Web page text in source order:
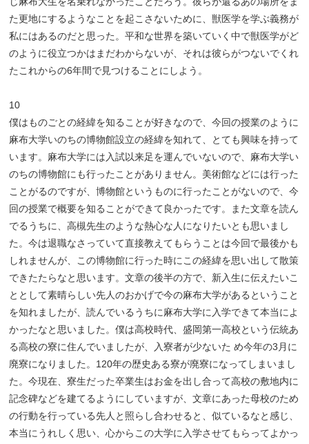
た更地にするようなことを起こさないために、獣医学を学ぶ義務が
私にはあるのだと思った。平和な世界を築いていく中で獣医学がど
のように役立つかはまだわからないが、それは彼らがつないでくれ
たこれからの6年間で見つけることにしよう。
10
僕はものごとの経緯を知ることが好きなので、今回の授業のように
麻布大学いのちの博物館設立の経緯を知れて、とても興味を持って
います。麻布大学には入試以来足を運んでいないので、麻布大学い
のちの博物館にも行ったことがありません。美術館などには行った
ことがるのですが、博物館というものに行ったことがないので、今
回の授業で概要を知ることができて良かったです。また文章を読ん
でるうちに、高槻先生のような熱心な人になりたいとも思いまし
た。今は退職なさっていて直接教えてもらうことは今回で最後かも
しれませんが、この博物館に行った時にこの経緯を思い出して散策
できたたらなと思います。文章の後半の方で、新入生に伝えたいこ
ととして素晴らしい先人のおかげで今の麻布大学があるということ
を知れましたが、読んでいるうちに麻布大学に入学できて本当によ
かったなと思いました。僕は高校時代、盛岡第一高校という伝統あ
る高校の寮に住んでいましたが、入寮者が少ないた め今年の3月に
廃寮になりました。120年の歴史ある寮が廃寮になってしまいまし
た。今現在、寮生だった卒業生はお金を出し合って高校の敷地内に
記念碑などを建てるようにしていますが、文章にあった母校のため
の行動を行っている先人と照らし合わせると、似ているなと感じ、
本当にうれしく思い、心からこの大学に入学させてもらってよかっ